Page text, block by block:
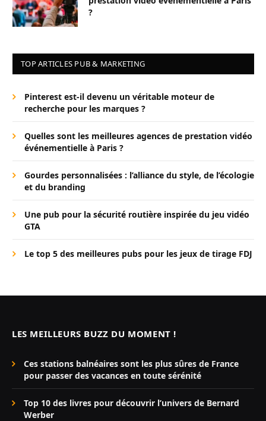
?
TOP ARTICLES PUB & MARKETING
Pinterest est-il devenu un véritable moteur de
recherche pour les marques ?
Quelles sont les meilleures agences de prestation vidéo
événementielle à Paris ?
Gourdes personnalisées : l’alliance du style, de l’écologie
et du branding
Une pub pour la sécurité routière inspirée du jeu vidéo
GTA
Le top 5 des meilleures pubs pour les jeux de tirage FDJ
LES MEILLEURS BUZZ DU MOMENT !
Ces stations balnéaires sont les plus sûres de France
pour passer des vacances en toute sérénité
Top 10 des livres pour découvrir l’univers de Bernard
Werber